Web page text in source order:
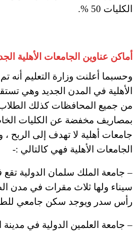
الكليات 50 %.
أماكن عناوين الجامعات الأهلية الجديدة
وحسبما أعلنت وزارة التعليم أنه
الأهلية في المدن الجديد وهي
من جميع المحافظات كذلك
بمصاريف مخفضة عن الكليات
جامعات أهلية لا تهدف إلى الربح
الجامعات الأهلية فهي كالتالي :-
– جامعة الملك سلمان الدولية
سيناء ولها ثلاث مقرات في مدن
رأس سدر ويوجد سكن جامعي
– جامعة العلمين الدولية في مدينة